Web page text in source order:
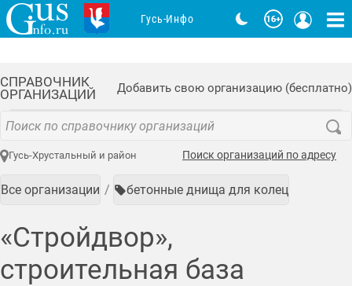
СПРАВОЧНИК
ОРГАНИЗАЦИЙ
Добавить свою организацию (бесплатно)
Гусь-Хрустальный и район Поиск организаций по адресу
Все организации бетонные днища для колец
«Стройдвор»,
строительная база
Гусь-Инфо